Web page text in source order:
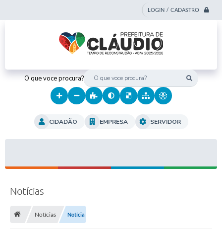
LOGIN / CADASTRO
O que voce procura?
CIDADÃO EMPRESA SERVIDOR
Notícias
Notícias Notícia